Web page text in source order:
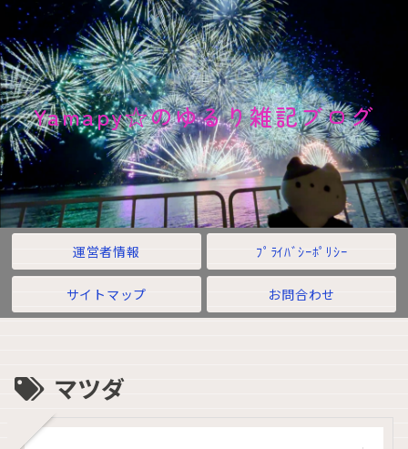
Yamapy☆のゆるり雑記ブログ
運営者情報 ﾌﾟﾗｲﾊﾞｼｰﾎﾟﾘｼｰ
サイトマップ お問合わせ
マツダ